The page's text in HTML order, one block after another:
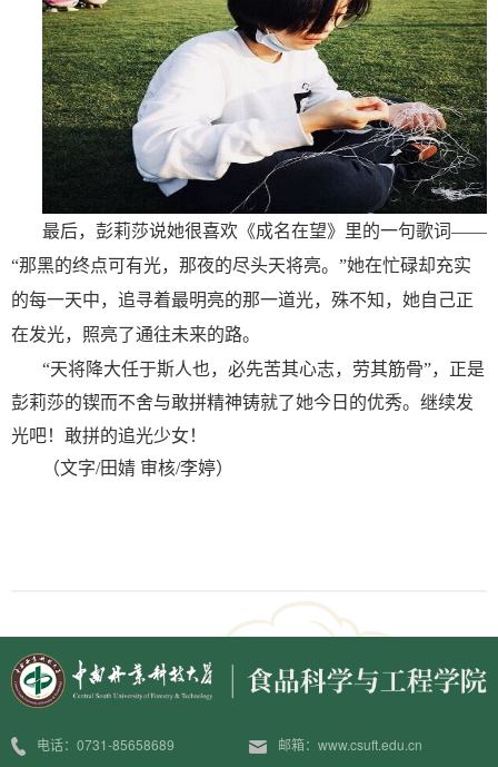
最后，彭莉莎说她很喜欢《成名在望》里的一句歌词——
“那黑的终点可有光，那夜的尽头天将亮。”她在忙碌却充实
的每一天中，追寻着最明亮的那一道光，殊不知，她自己正
在发光，照亮了通往未来的路。
“天将降大任于斯人也，必先苦其心志，劳其筋骨”，正是
彭莉莎的锲而不舍与敢拼精神铸就了她今日的优秀。继续发
光吧！敢拼的追光少女！
（文字/田婧 审核/李婷）
电话：0731-85658689 邮箱：www.csuft.edu.cn